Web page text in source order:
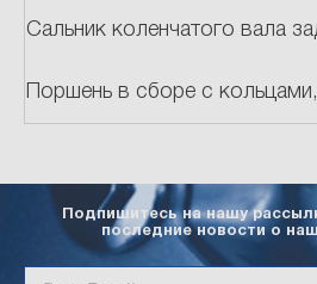
Сальник коленчатого вала
Поршень в сборе с
Подпишитесь на нашу
последние новости о